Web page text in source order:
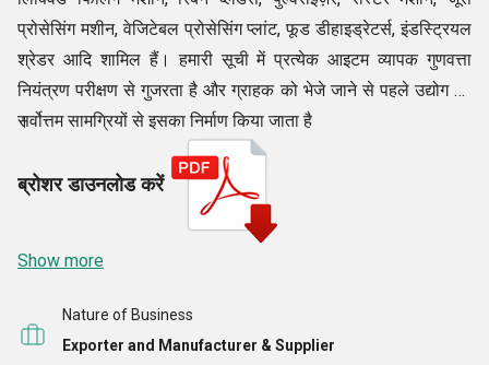
प्रोसेसिंग मशीन, वेजिटेबल प्रोसेसिंग प्लांट, फूड डीहाइड्रेटर्स, इंडस्ट्रियल
श्रेडर आदि शामिल हैं। हमारी सूची में प्रत्येक आइटम व्यापक गुणवत्ता
नियंत्रण परीक्षण से गुजरता है और ग्राहक को भेजे जाने से पहले उद्योग की
सर्वोत्तम सामग्रियों से इसका निर्माण किया जाता है
।
ब्रोशर डाउनलोड करें
Show more
Nature of Business
Exporter and Manufacturer & Supplier